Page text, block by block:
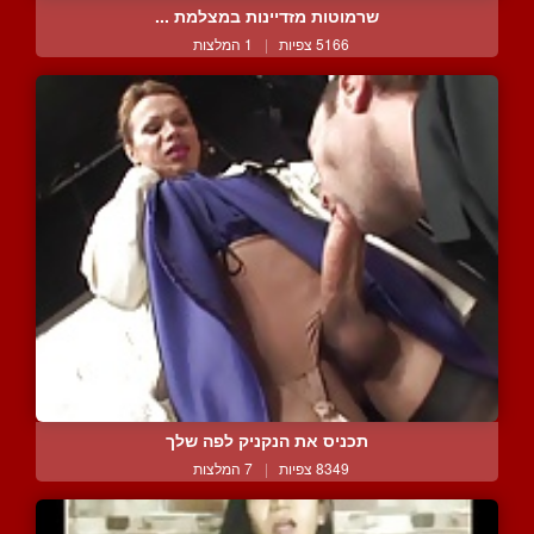
שרמוטות מזדיינות במצלמת ...
5166 צפיות | 1 המלצות
תכניס את הנקניק לפה שלך
8349 צפיות | 7 המלצות